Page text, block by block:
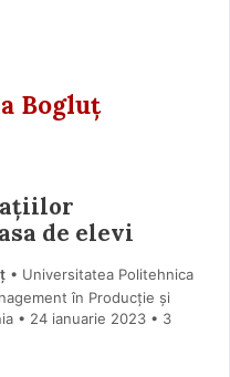
Bogluț
de elevi
• Universitatea Politehnica
în Producție și
24 ianuarie 2023 • 3